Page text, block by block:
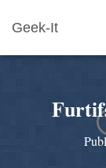
Geek-It